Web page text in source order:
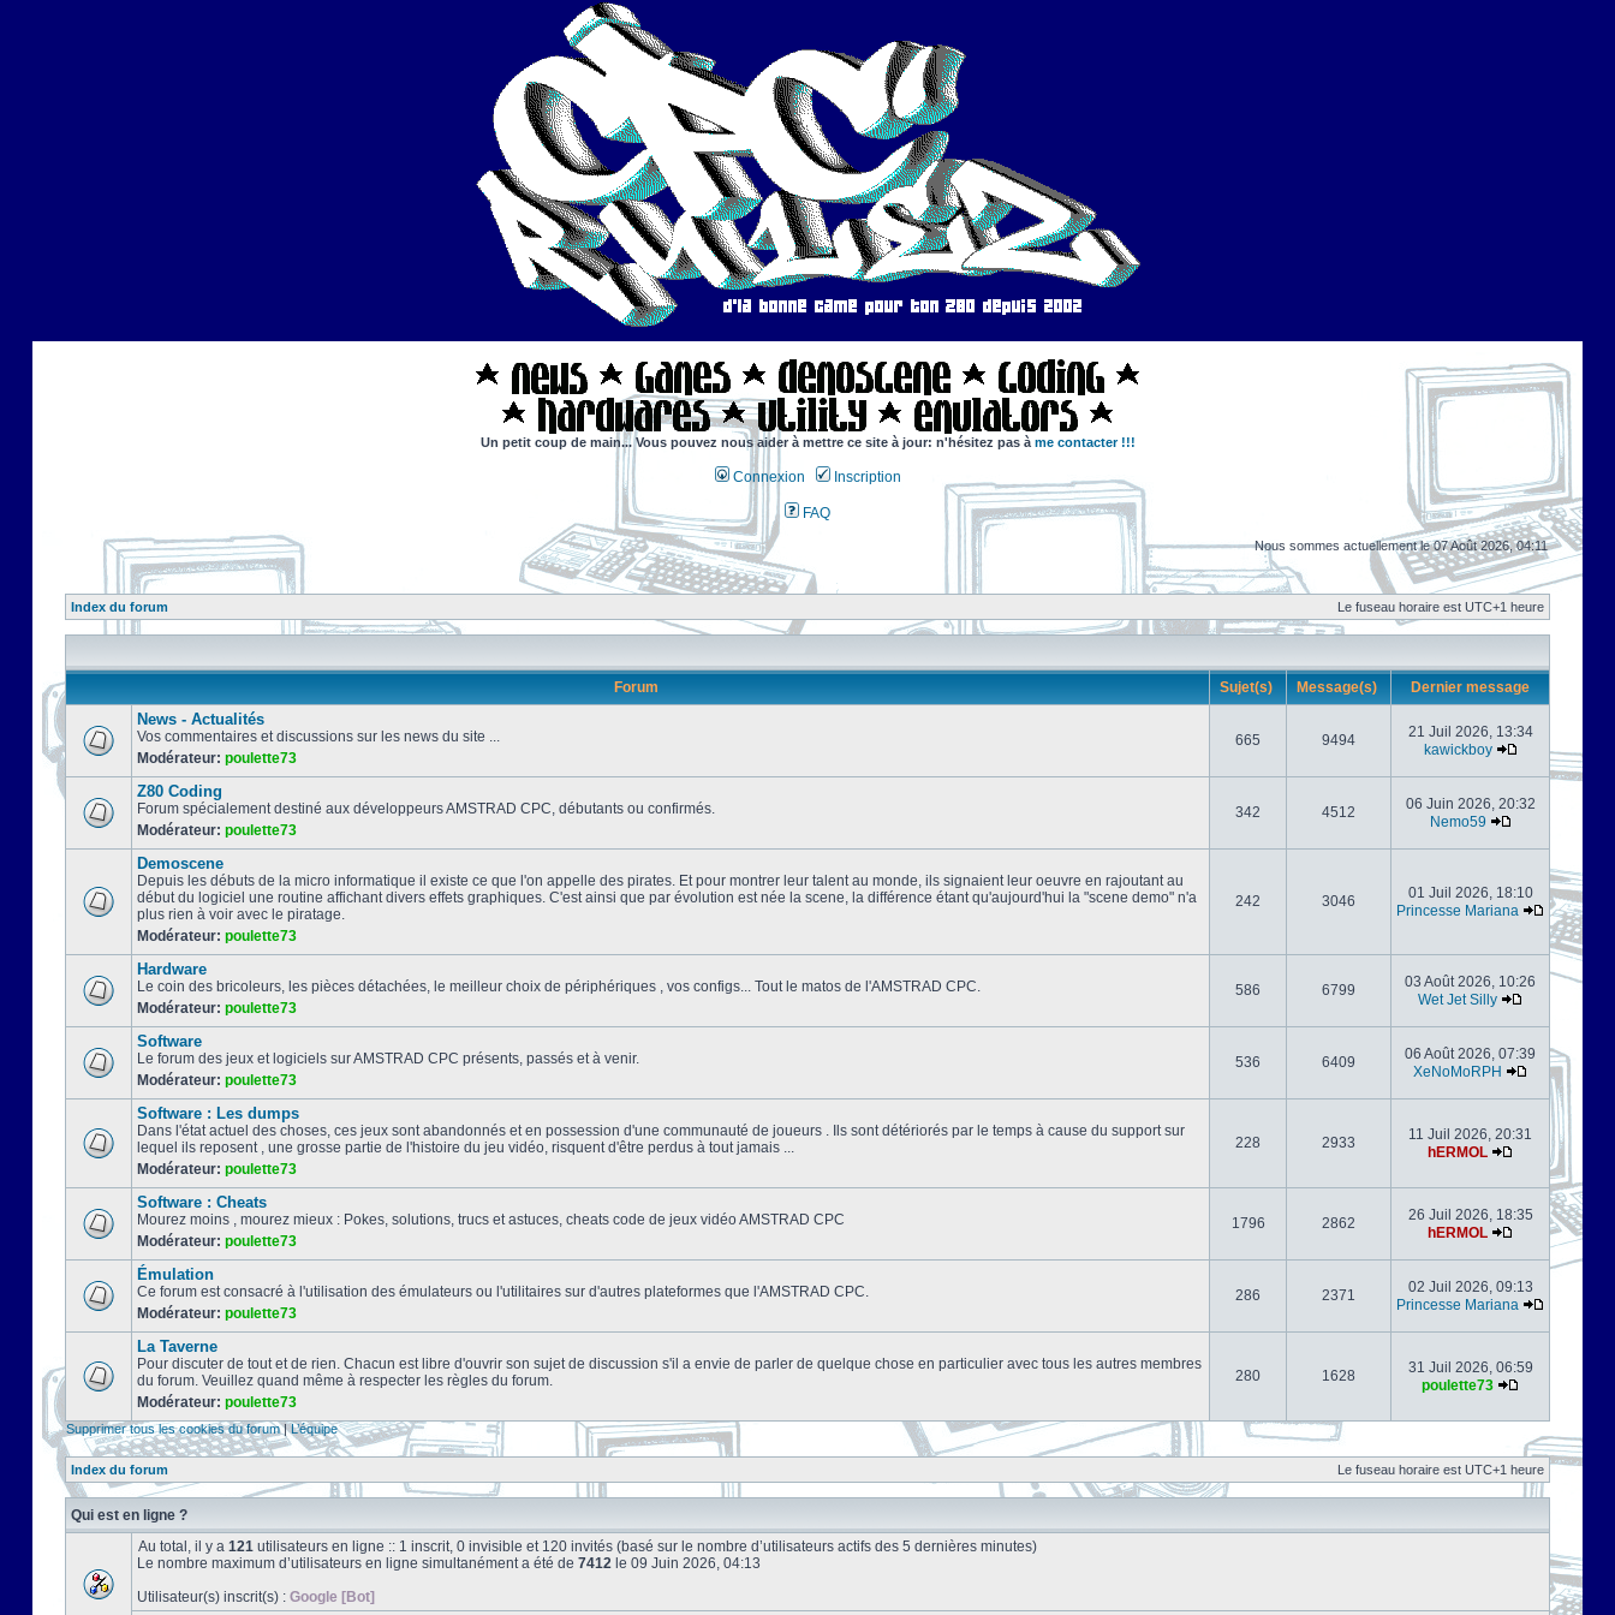
Un petit coup de main... Vous pouvez nous aider à mettre ce site à jour: n'hésitez pas à me contacter !!!
Connexion Inscription
FAQ
Nous sommes actuellement le 07 Août 2026, 04:11
Index du forum Le fuseau horaire est UTC+1 heure
Forum Sujet(s) Message(s) Dernier message
News - Actualités
Vos commentaires et discussions sur les news du site ...
Modérateur: poulette73
665 9494
21 Juil 2026, 13:34
kawickboy
Z80 Coding
Forum spécialement destiné aux développeurs AMSTRAD CPC, débutants ou confirmés.
Modérateur: poulette73
342 4512
06 Juin 2026, 20:32
Nemo59
Demoscene
Depuis les débuts de la micro informatique il existe ce que l'on appelle des pirates. Et pour montrer leur talent au monde, ils signaient leur oeuvre en rajoutant au
début du logiciel une routine affichant divers effets graphiques. C'est ainsi que par évolution est née la scene, la différence étant qu'aujourd'hui la "scene demo" n'a
plus rien à voir avec le piratage.
Modérateur: poulette73
242 3046
01 Juil 2026, 18:10
Princesse Mariana
Hardware
Le coin des bricoleurs, les pièces détachées, le meilleur choix de périphériques , vos configs... Tout le matos de l'AMSTRAD CPC.
Modérateur: poulette73
586 6799
03 Août 2026, 10:26
Wet Jet Silly
Software
Le forum des jeux et logiciels sur AMSTRAD CPC présents, passés et à venir.
Modérateur: poulette73
536 6409
06 Août 2026, 07:39
XeNoMoRPH
Software : Les dumps
Dans l'état actuel des choses, ces jeux sont abandonnés et en possession d'une communauté de joueurs . Ils sont détériorés par le temps à cause du support sur
lequel ils reposent , une grosse partie de l'histoire du jeu vidéo, risquent d'être perdus à tout jamais ...
Modérateur: poulette73
228 2933
11 Juil 2026, 20:31
hERMOL
Software : Cheats
Mourez moins , mourez mieux : Pokes, solutions, trucs et astuces, cheats code de jeux vidéo AMSTRAD CPC
Modérateur: poulette73
1796 2862
26 Juil 2026, 18:35
hERMOL
Émulation
Ce forum est consacré à l'utilisation des émulateurs ou l'utilitaires sur d'autres plateformes que l'AMSTRAD CPC.
Modérateur: poulette73
286 2371
02 Juil 2026, 09:13
Princesse Mariana
La Taverne
Pour discuter de tout et de rien. Chacun est libre d'ouvrir son sujet de discussion s'il a envie de parler de quelque chose en particulier avec tous les autres membres
du forum. Veuillez quand même à respecter les règles du forum.
Modérateur: poulette73
280 1628
31 Juil 2026, 06:59
poulette73
Supprimer tous les cookies du forum|L’équipe
Index du forum Le fuseau horaire est UTC+1 heure
Qui est en ligne ?
Au total, il y a 121 utilisateurs en ligne :: 1 inscrit, 0 invisible et 120 invités (basé sur le nombre d’utilisateurs actifs des 5 dernières minutes)
Le nombre maximum d’utilisateurs en ligne simultanément a été de 7412 le 09 Juin 2026, 04:13
Utilisateur(s) inscrit(s) : Google [Bot]